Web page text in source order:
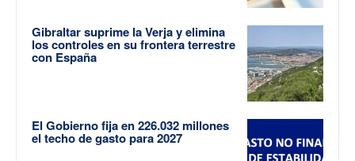
Gibraltar suprime la Verja y elimina
los controles en su frontera terrestre
con España
El Gobierno fija en 226.032 millones
el techo de gasto para 2027